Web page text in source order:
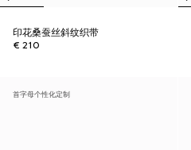
印花桑蚕丝斜纹织带
€ 210
首字母个性化定制